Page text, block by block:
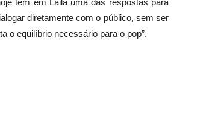
tem em Laila uma das respostas para
diretamente com o público, sem ser
o equilíbrio necessário para o pop”.